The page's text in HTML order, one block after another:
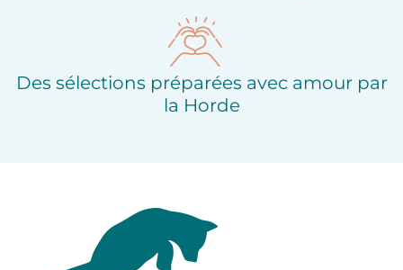
Des sélections préparées avec amour par
la Horde